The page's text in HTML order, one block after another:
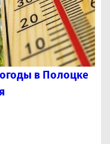
в Полоцке